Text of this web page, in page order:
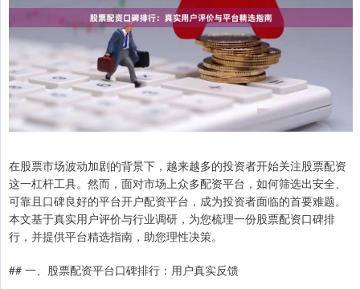
在股票市场波动加剧的背景下，越来越多的投资者开始关注股票配资
这一杠杆工具。然而，面对市场上众多配资平台，如何筛选出安全、
可靠且口碑良好的平台开户配资平台，成为投资者面临的首要难题。
本文基于真实用户评价与行业调研，为您梳理一份股票配资口碑排
行，并提供平台精选指南，助您理性决策。
## 一、股票配资平台口碑排行：用户真实反馈